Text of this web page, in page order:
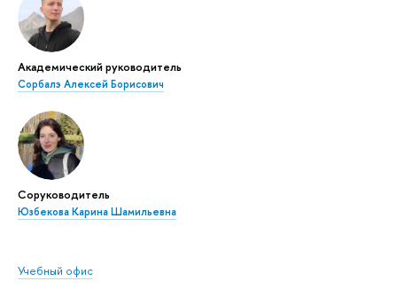
Академический руководитель
Сорбалэ Алексей Борисович
Соруководитель
Юзбекова Карина Шамильевна
Учебный офис